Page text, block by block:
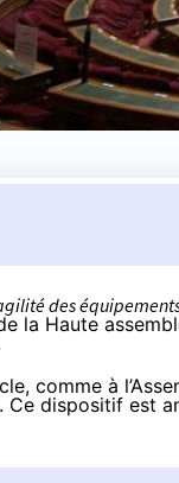
des
la Haute
comme à
dispositif est